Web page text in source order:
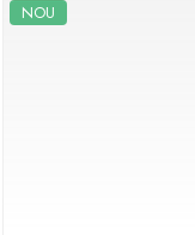
NOU